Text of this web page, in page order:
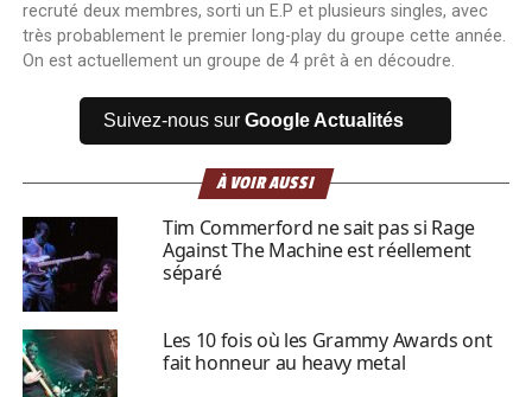
recruté deux membres, sorti un E.P et plusieurs singles, avec
très probablement le premier long-play du groupe cette année.
On est actuellement un groupe de 4 prêt à en découdre.
Suivez-nous surGoogle Actualités
À VOIR AUSSI
Tim Commerford ne sait pas si Rage
Against The Machine est réellement
séparé
Les 10 fois où les Grammy Awards ont
fait honneur au heavy metal